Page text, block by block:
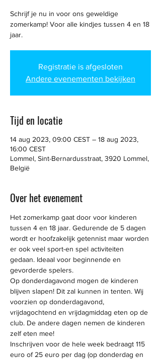
Schrijf je nu in voor ons geweldige
zomerkamp! Voor alle kindjes tussen 4 en 18
jaar.
Registratie is afgesloten
Andere evenementen bekijken
Tijd en locatie
14 aug 2023, 09:00 CEST – 18 aug 2023,
16:00 CEST
Lommel, Sint-Bernardusstraat, 3920 Lommel,
België
Over het evenement
Het zomerkamp gaat door voor kinderen
tussen 4 en 18 jaar. Gedurende de 5 dagen
wordt er hoofzakelijk getennist maar worden
er ook veel sport-en spel activiteiten
gedaan. Ideaal voor beginnende en
gevorderde spelers.
Op donderdagavond mogen de kinderen
blijven slapen! Dit zal kunnen in tenten. Wij
voorzien op donderdagavond,
vrijdagochtend en vrijdagmiddag eten op de
club. De andere dagen nemen de kinderen
zelf eten mee!
Inschrijven voor de hele week bedraagt 115
euro of 25 euro per dag (op donderdag en